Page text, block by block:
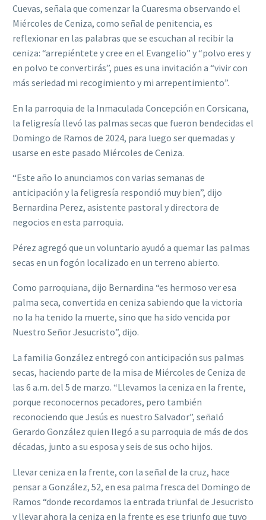
Cuevas, señala que comenzar la Cuaresma observando el
Miércoles de Ceniza, como señal de penitencia, es
reflexionar en las palabras que se escuchan al recibir la
ceniza: “arrepiéntete y cree en el Evangelio” y “polvo eres y
en polvo te convertirás”, pues es una invitación a “vivir con
más seriedad mi recogimiento y mi arrepentimiento”.
En la parroquia de la Inmaculada Concepción en Corsicana,
la feligresía llevó las palmas secas que fueron bendecidas el
Domingo de Ramos de 2024, para luego ser quemadas y
usarse en este pasado Miércoles de Ceniza.
“Este año lo anunciamos con varias semanas de
anticipación y la feligresía respondió muy bien”, dijo
Bernardina Perez, asistente pastoral y directora de
negocios en esta parroquia.
Pérez agregó que un voluntario ayudó a quemar las palmas
secas en un fogón localizado en un terreno abierto.
Como parroquiana, dijo Bernardina “es hermoso ver esa
palma seca, convertida en ceniza sabiendo que la victoria
no la ha tenido la muerte, sino que ha sido vencida por
Nuestro Señor Jesucristo”, dijo.
La familia González entregó con anticipación sus palmas
secas, haciendo parte de la misa de Miércoles de Ceniza de
las 6 a.m. del 5 de marzo. “Llevamos la ceniza en la frente,
porque reconocernos pecadores, pero también
reconociendo que Jesús es nuestro Salvador”, señaló
Gerardo González quien llegó a su parroquia de más de dos
décadas, junto a su esposa y seis de sus ocho hijos.
Llevar ceniza en la frente, con la señal de la cruz, hace
pensar a González, 52, en esa palma fresca del Domingo de
Ramos “donde recordamos la entrada triunfal de Jesucristo
y llevar ahora la ceniza en la frente es ese triunfo que tuvo